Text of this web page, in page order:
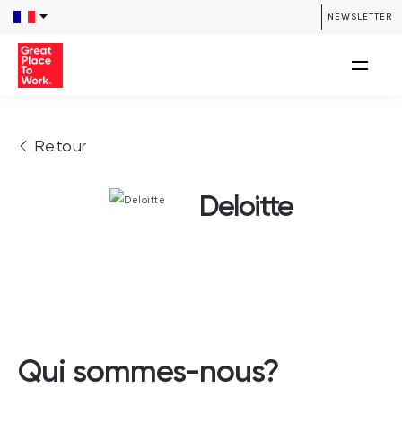
NEWSLETTER
Retour
Deloitte
Qui sommes-nous?